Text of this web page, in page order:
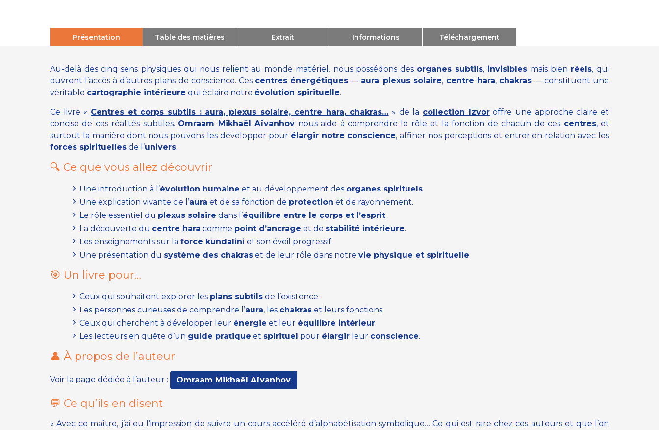
Présentation Table des matières Extrait Informations Téléchargement
Au-delà des cinq sens physiques qui nous relient au monde matériel, nous possédons des organes subtils, invisibles mais bien réels, qui
ouvrent l’accès à d’autres plans de conscience. Ces centres énergétiques— aura, plexus solaire, centre hara, chakras— constituent une
véritable cartographie intérieure qui éclaire notre évolution spirituelle.
Ce livre « Centres et corps subtils : aura, plexus solaire, centre hara, chakras… » de la collection Izvoroffre une approche claire et
concise de ces réalités subtiles. Omraam Mikhaël Aïvanhov nous aide à comprendre le rôle et la fonction de chacun de ces centres, et
surtout la manière dont nous pouvons les développer pour élargir notre conscience, affiner nos perceptions et entrer en relation avec les
forces spirituelles de l’univers.
🔍 Ce que vous allez découvrir
Une introduction à l’évolution humaine et au développement des organes spirituels.
Une explication vivante de l’aura et de sa fonction de protection et de rayonnement.
Le rôle essentiel du plexus solaire dans l’équilibre entre le corps et l’esprit.
La découverte du centre hara comme point d’ancrage et de stabilité intérieure.
Les enseignements sur la force kundalini et son éveil progressif.
Une présentation du système des chakras et de leur rôle dans notre vie physique et spirituelle.
🎯 Un livre pour…
Ceux qui souhaitent explorer les plans subtils de l’existence.
Les personnes curieuses de comprendre l’aura, les chakras et leurs fonctions.
Ceux qui cherchent à développer leur énergie et leur équilibre intérieur.
Les lecteurs en quête d’un guide pratique et spirituel pour élargir leur conscience.
👤 À propos de l’auteur
Voir la page dédiée à l’auteur : Omraam Mikhaël Aïvanhov
💬 Ce qu’ils en disent
« Avec ce maître, j’ai eu l’impression de suivre un cours accéléré d’alphabétisation symbolique… Ce qui est rare chez ces auteurs et que l’on